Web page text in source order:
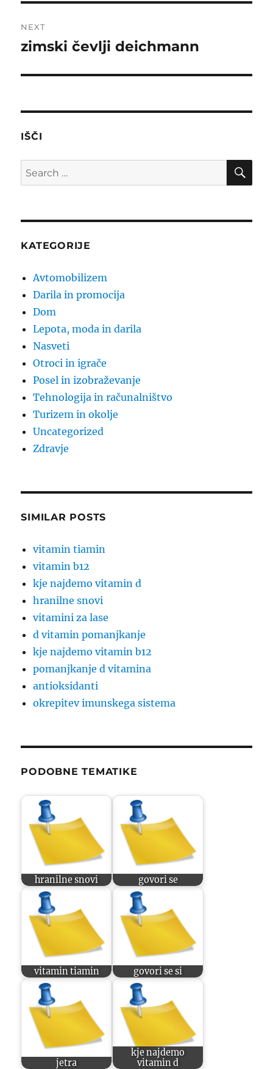
NEXT
Next
zimski čevlji deichmann
IŠČI
Search
for:
KATEGORIJE
Avtomobilizem
Darila in promocija
Dom
Lepota, moda in darila
Nasveti
Otroci in igrače
Posel in izobraževanje
Tehnologija in računalništvo
Turizem in okolje
Uncategorized
Zdravje
SIMILAR POSTS
vitamin tiamin
vitamin b12
kje najdemo vitamin d
hranilne snovi
vitamini za lase
d vitamin pomanjkanje
kje najdemo vitamin b12
pomanjkanje d vitamina
antioksidanti
okrepitev imunskega sistema
PODOBNE TEMATIKE
hranilne snovi govori se
vitamin tiamin govori se si
jetra
kje najdemo
vitamin d